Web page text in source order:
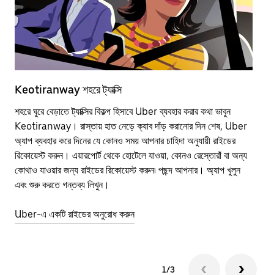
Keotiranway শহরে ট্যাক্সি
শহরে ঘুরে বেড়াতে ট্যাক্সির বিকল্প হিসাবে Uber ব্যবহার করার কথা ভাবুন
Keotiranway। রাস্তায় হাত নেড়ে ক্যাব দাঁড় করানোর দিন শেষ, Uber
অ্যাপ ব্যবহার করে দিনের যে কোনও সময় আপনার চাহিদা অনুযায়ী রাইডের
রিকোয়েস্ট করুন। এয়ারপোর্ট থেকে হোটেলে যাওয়া, কোনও রেস্তোরাঁ বা অন্য
কোথাও যাওয়ার জন্য রাইডের রিকোয়েস্ট করুন৷ পছন্দ আপনার। অ্যাপ খুলুন
এবং শুরু করতে গন্তব্য লিখুন।
Uber-এ একটি রাইডের অনুরোধ করুন
1/3